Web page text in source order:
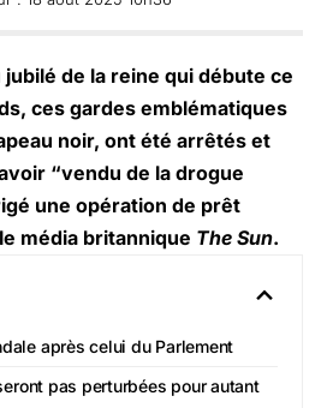
de la reine qui débute ce
ces gardes emblématiques
noir, ont été arrêtés et
“vendu de la drogue
une opération de prêt
média britannique The Sun.
après celui du Parlement
pas perturbées pour autant